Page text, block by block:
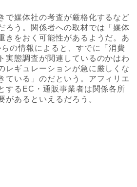
媒体社の考査が厳格化するなど
ろう。関係者への取材では「媒体
きをおく可能性があるようだ。あ
の情報によると、すでに「消費
実態調査が関連しているのかはわ
レギュレーションが急に厳しくな
ている」のだという。アフィリエ
するEC・通販事業者は関係各所
があるといえるだろう。